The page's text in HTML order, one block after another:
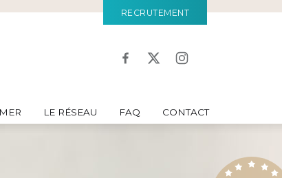
RECRUTEMENT
LE RÉSEAU FAQ CONTACT